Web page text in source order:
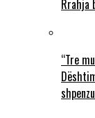
Rrahja
“Tre